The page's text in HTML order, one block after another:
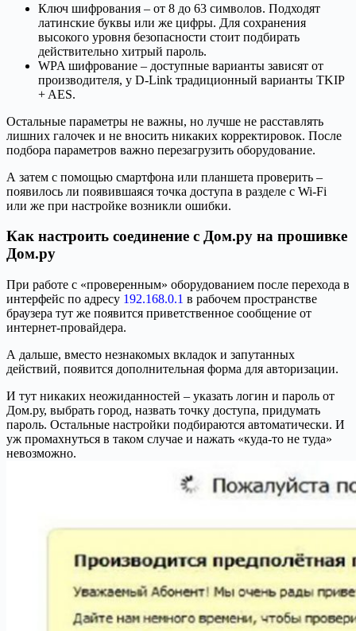
Ключ шифрования – от 8 до 63 символов. Подходят
латинские буквы или же цифры. Для сохранения
высокого уровня безопасности стоит подбирать
действительно хитрый пароль.
WPA шифрование – доступные варианты зависят от
производителя, у D-Link традиционный варианты TKIP
+ AES.
Остальные параметры не важны, но лучше не расставлять
лишних галочек и не вносить никаких корректировок. После
подбора параметров важно перезагрузить оборудование.
А затем с помощью смартфона или планшета проверить –
появилось ли появившаяся точка доступа в разделе с Wi-Fi
или же при настройке возникли ошибки.
Как настроить соединение с Дом.ру на прошивке
Дом.ру
При работе с «проверенным» оборудованием после перехода в
интерфейс по адресу 192.168.0.1 в рабочем пространстве
браузера тут же появится приветственное сообщение от
интернет-провайдера.
А дальше, вместо незнакомых вкладок и запутанных
действий, появится дополнительная форма для авторизации.
И тут никаких неожиданностей – указать логин и пароль от
Дом.ру, выбрать город, назвать точку доступа, придумать
пароль. Остальные настройки подбираются автоматически. И
уж промахнуться в таком случае и нажать «куда-то не туда»
невозможно.